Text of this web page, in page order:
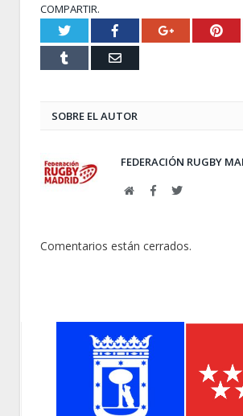
COMPARTIR.
Twitter Facebook Google+
Email
SOBRE EL AUTOR
FEDERACIÓN RUGBY
WebFacebookTwitter
Comentarios están cerrados.